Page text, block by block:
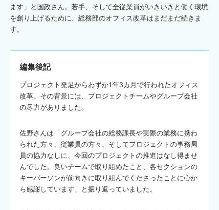
ます」と国政さん。若手、そして全従業員がいきいきと働く環境
を創り上げるために、総務部のオフィス改革はまだまだ続きま
す。
編集後記
プロジェクト発足からわずか1年3カ月で行われたオフィス
改革。その背景には、プロジェクトチームやグループ会社
の尽力がありました。
佐野さんは「グループ会社の総務課長や実際の業務に携わ
られた方々、従業員の方々、そしてプロジェクトの事務局
員の協力なしに、今回のプロジェクトの推進はなし得ませ
んでした。良いチームで取り組めたこと、各セクションの
キーパーソンが前向きに取り組んでくださったことに心か
ら感謝しています」と振り返っていました。